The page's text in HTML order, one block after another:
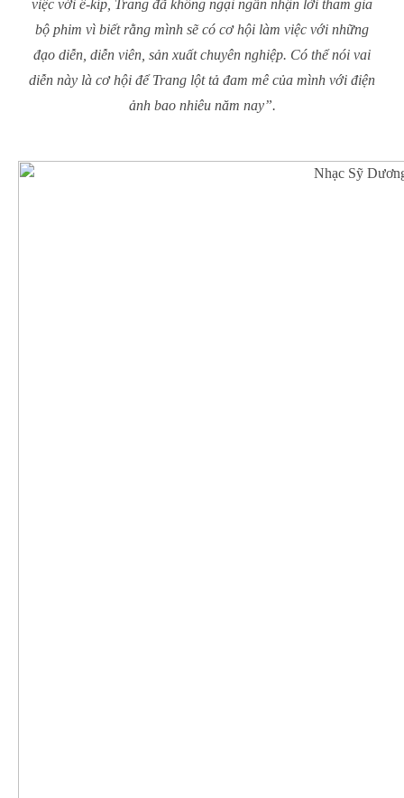
việc với ê-kíp, Trang đã không ngại ngần nhận lời tham gia
bộ phim vì biết rằng mình sẽ có cơ hội làm việc với những
đạo diễn, diễn viên, sản xuất chuyên nghiệp. Có thể nói vai
diễn này là cơ hội để Trang lột tả đam mê của mình với điện
ảnh bao nhiêu năm nay”.